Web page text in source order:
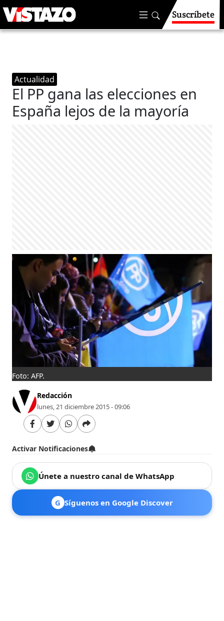
Suscríbete
Actualidad
El PP gana las elecciones en
España lejos de la mayoría
Foto: AFP.
Redacción
lunes, 21 diciembre 2015 - 09:06
Activar Notificaciones
Únete a nuestro canal de WhatsApp
G Síguenos en Google Discover